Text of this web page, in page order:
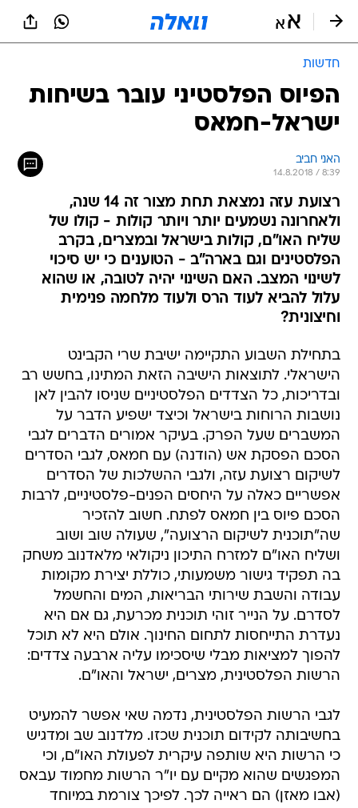
חדשות
הפיוס הפלסטיני עובר בשיחות
ישראל-חמאס
האני חביב
14.8.2018 / 8:39
רצועת עזה נמצאת תחת מצור זה 14 שנה,
ולאחרונה נשמעים יותר ויותר קולות - קולו של
שליח האו"ם, קולות בישראל ובמצרים, בקרב
הפלסטינים וגם בארה"ב - הטוענים כי יש סיכוי
לשינוי המצב. האם השינוי יהיה לטובה, או שהוא
עלול להביא לעוד הרס ולעוד מלחמה פנימית
וחיצונית?
בתחילת השבוע התקיימה ישיבת שרי הקבינט
הישראלי. לתוצאות הישיבה הזאת המתינו, בחשש רב
ובדריכות, כל הצדדים הפלסטיניים שניסו להבין לאן
נושבות הרוחות בישראל וכיצד ישפיע הדבר על
המשברים שעל הפרק. בעיקר אמורים הדברים לגבי
הסכם הפסקת אש (הודנה) עם חמאס, לגבי הסדרים
לשיקום רצועת עזה, ולגבי ההשלכות של הסדרים
אפשריים כאלה על היחסים הפנים-פלסטיניים, לרבות
הסכם פיוס בין חמאס לפתח. חשוב להזכיר
שה"תוכנית לשיקום הרצועה", שעולה שוב ושוב
ושליח האו"ם למזרח התיכון ניקולאי מלאדנוב משחק
בה תפקיד גישור משמעותי, כוללת יצירת מקומות
עבודה והשבת שירותי הבריאות, המים והחשמל
לסדרם. על הנייר זוהי תוכנית מכרעת, גם אם היא
נעדרת התייחסות לתחום החינוך. אולם היא לא תוכל
להפוך למציאות מבלי שיסכימו עליה ארבעה צדדים:
הרשות הפלסטינית, מצרים, ישראל והאו"ם.
לגבי הרשות הפלסטינית, נדמה שאי אפשר להמעיט
בחשיבותה לקידום תוכנית שכזו. מלדנוב שב ומדגיש
כי הרשות היא שותפה עיקרית לפעולת האו"ם, וכי
המפגשים שהוא מקיים עם יו"ר הרשות מחמוד עבאס
(אבו מאזן) הם ראייה לכך. לפיכך צורמת במיוחד